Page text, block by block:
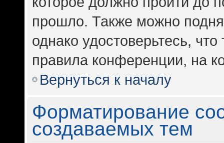
прошло. Также можно
однако удостоверьтесь,
правила конференции, на
Вернуться к началу
Форматирование
создаваемых тем